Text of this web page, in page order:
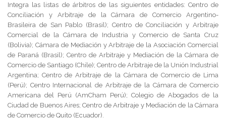
Integra las listas de árbitros de las siguientes entidades: Centro de
Conciliación y Arbitraje de la Cámara de Comercio Argentino-
Brasileira de San Pablo (Brasil); Centro de Conciliación y Arbitraje
Comercial de la Cámara de Industria y Comercio de Santa Cruz
(Bolivia); Cámara de Mediación y Arbitraje de la Asociación Comercial
de Paraná (Brasil); Centro de Arbitraje y Mediación de la Cámara de
Comercio de Santiago (Chile); Centro de Arbitraje de la Unión Industrial
Argentina; Centro de Arbitraje de la Cámara de Comercio de Lima
(Perú); Centro Internacional de Arbitraje de la Cámara de Comercio
Americana del Perú (AmCham Perú); Colegio de Abogados de la
Ciudad de Buenos Aires; Centro de Arbitraje y Mediación de la Cámara
de Comercio de Quito (Ecuador).